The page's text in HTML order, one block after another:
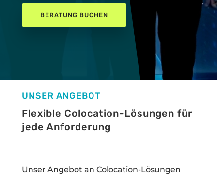
BERATUNG BUCHEN
UNSER ANGEBOT
Flexible Colocation-Lösungen für
jede Anforderung
Unser Angebot an Colocation-Lösungen